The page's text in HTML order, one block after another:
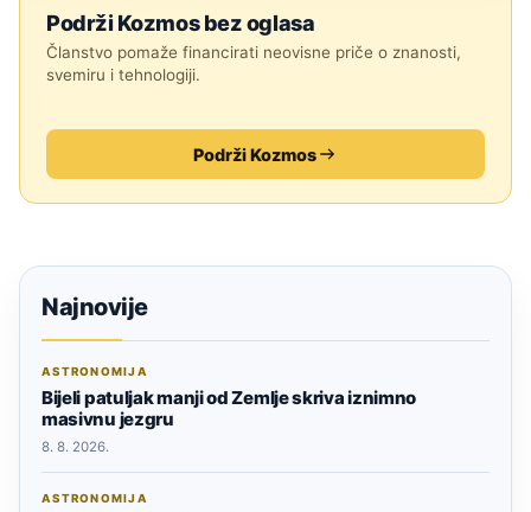
Podrži Kozmos bez oglasa
Članstvo pomaže financirati neovisne priče o znanosti,
svemiru i tehnologiji.
Podrži Kozmos
Najnovije
ASTRONOMIJA
Bijeli patuljak manji od Zemlje skriva iznimno
masivnu jezgru
8. 8. 2026.
ASTRONOMIJA